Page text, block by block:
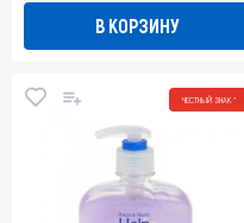
В КОРЗИНУ
ЧЕСТНЫЙ ЗНАК *